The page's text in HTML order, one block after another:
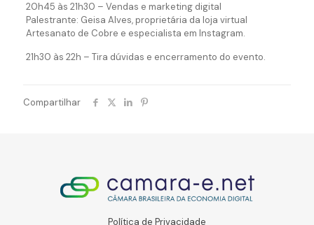
20h45 às 21h30 – Vendas e marketing digital
Palestrante: Geisa Alves, proprietária da loja virtual
Artesanato de Cobre e especialista em Instagram.
21h30 às 22h – Tira dúvidas e encerramento do evento.
Compartilhar
Política de Privacidade